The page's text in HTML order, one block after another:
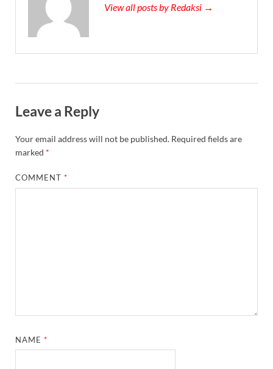
View all posts by Redaksi →
Leave a Reply
Your email address will not be published. Required fields are
marked *
COMMENT*
NAME*